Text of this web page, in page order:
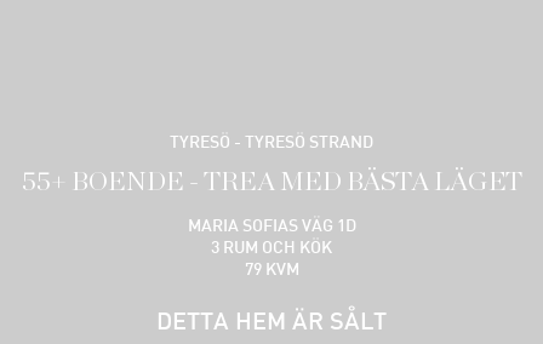
TYRESÖ - TYRESÖ STRAND
55+ BOENDE - TREA MED BÄSTA LÄGET
MARIA SOFIAS VÄG 1D
3 RUM OCH KÖK
79 KVM
DETTA HEM ÄR SÅLT